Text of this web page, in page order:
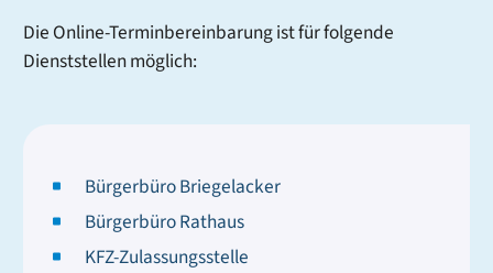
Die Online-Terminbereinbarung ist für folgende
Dienststellen möglich:
Bürgerbüro Briegelacker
Bürgerbüro Rathaus
KFZ-Zulassungsstelle